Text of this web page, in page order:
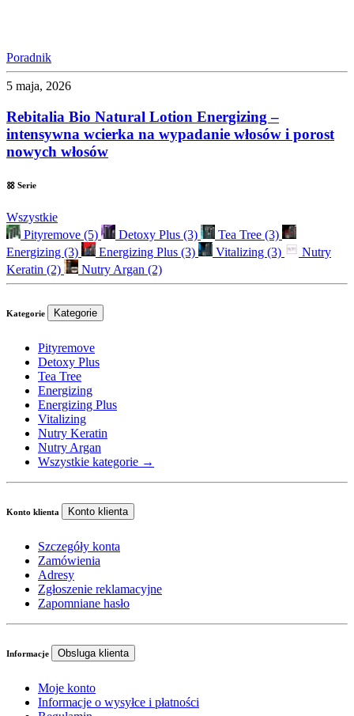
Poradnik
5 maja, 2026
Rebitalia Bio Natural Lotion Energizing –
intensywna wcierka na wypadanie włosów i porost
nowych włosów
Serie
Wszystkie
Pityremove (5) Detoxy Plus (3) Tea Tree (3)
Energizing (3) Energizing Plus (3) Vitalizing (3)
Nutry
Keratin (2) Nutry Argan (2)
Kategorie Kategorie
Pityremove
Detoxy Plus
Tea Tree
Energizing
Energizing Plus
Vitalizing
Nutry Keratin
Nutry Argan
Wszystkie kategorie →
Konto klienta Konto klienta
Szczegóły konta
Zamówienia
Adresy
Zgłoszenie reklamacyjne
Zapomniane hasło
Informacje Obsluga klienta
Moje konto
Informacje o wysyłce i płatności